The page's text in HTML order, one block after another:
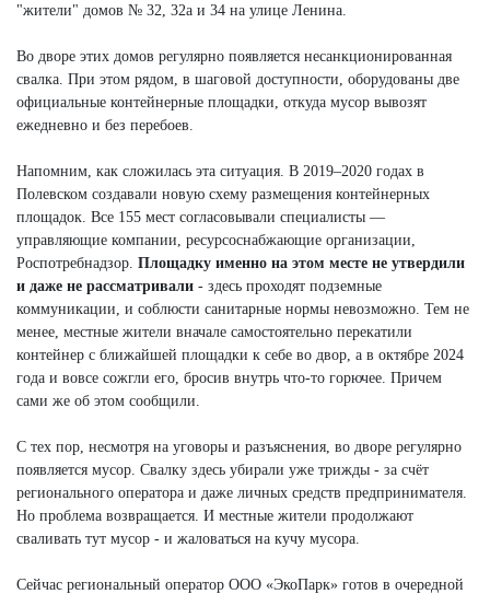
"жители" домов № 32, 32а и 34 на улице Ленина.
Во дворе этих домов регулярно появляется несанкционированная
свалка. При этом рядом, в шаговой доступности, оборудованы две
официальные контейнерные площадки, откуда мусор вывозят
ежедневно и без перебоев.
Напомним, как сложилась эта ситуация. В 2019–2020 годах в
Полевском создавали новую схему размещения контейнерных
площадок. Все 155 мест согласовывали специалисты —
управляющие компании, ресурсоснабжающие организации,
Роспотребнадзор. Площадку именно на этом месте не утвердили
и даже не рассматривали - здесь проходят подземные
коммуникации, и соблюсти санитарные нормы невозможно. Тем не
менее, местные жители вначале самостоятельно перекатили
контейнер с ближайшей площадки к себе во двор, а в октябре 2024
года и вовсе сожгли его, бросив внутрь что-то горючее. Причем
сами же об этом сообщили.
С тех пор, несмотря на уговоры и разъяснения, во дворе регулярно
появляется мусор. Свалку здесь убирали уже трижды - за счёт
регионального оператора и даже личных средств предпринимателя.
Но проблема возвращается. И местные жители продолжают
сваливать тут мусор - и жаловаться на кучу мусора.
Сейчас региональный оператор ООО «ЭкоПарк» готов в очередной